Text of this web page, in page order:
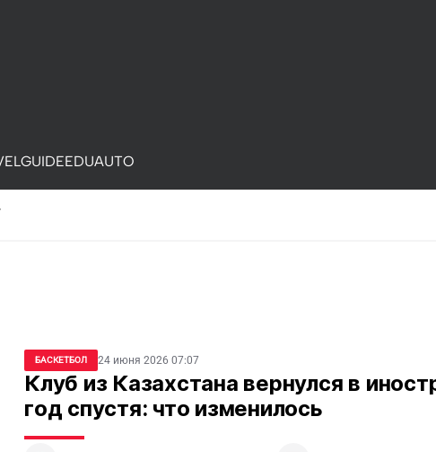
GUIDEEDUAUTO
БАСКЕТБОЛ 24 июня 2026 07:07
Клуб из Казахстана вернулся в
год спустя: что изменилось